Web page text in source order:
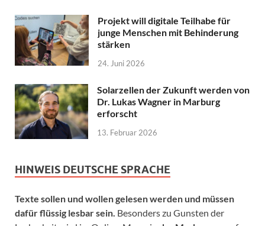
Projekt will digitale Teilhabe für
junge Menschen mit Behinderung
stärken
24. Juni 2026
Solarzellen der Zukunft werden von
Dr. Lukas Wagner in Marburg
erforscht
13. Februar 2026
HINWEIS DEUTSCHE SPRACHE
Texte sollen und wollen gelesen werden und müssen
dafür flüssig lesbar sein. Besonders zu Gunsten der